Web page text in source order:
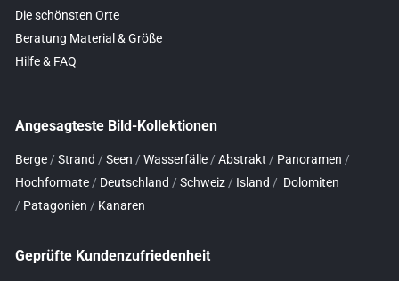
Die schönsten Orte
Beratung Material & Größe
Hilfe & FAQ
Angesagteste Bild-Kollektionen
Berge / Strand / Seen / Wasserfälle / Abstrakt / Panoramen /
Hochformate / Deutschland / Schweiz / Island / Dolomiten
/ Patagonien / Kanaren
Geprüfte Kundenzufriedenheit